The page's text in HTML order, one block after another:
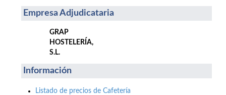
Empresa Adjudicataria
GRAP
HOSTELERÍA,
S.L.
Información
Listado de precios de Cafetería